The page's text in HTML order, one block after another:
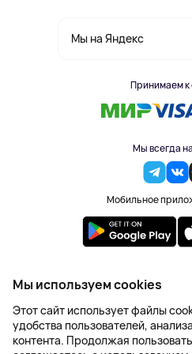
Мы на Яндекс
Принимаем к
Мы всегда
Мобильное
2023-2026 © DoBuy.
Правила обработки
Оферта
Создание
Мы используем cookies
Этот сайт использует файлы
удобства пользователей,
контента. Продолжая